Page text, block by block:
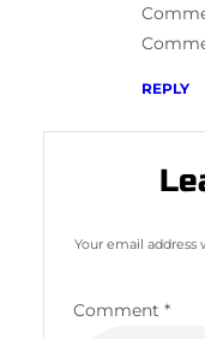
REPLY
Your email address
Comment *